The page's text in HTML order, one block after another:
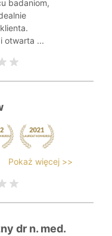
badaniom,
i otwarta ...
Pokaż więcej >>
dr n. med.